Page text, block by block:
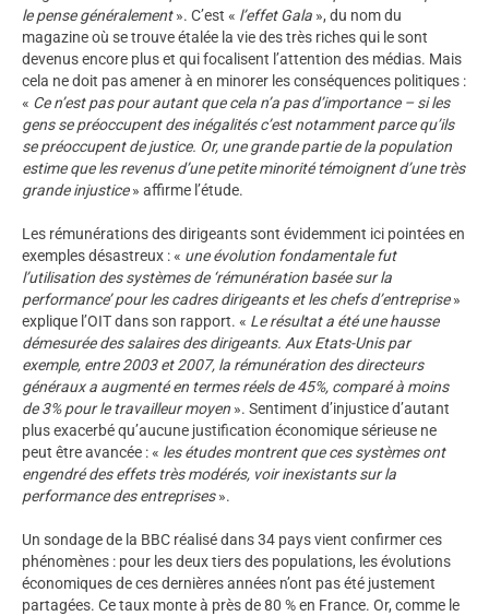
le pense généralement». C’est « l’effet Gala », du nom du
magazine où se trouve étalée la vie des très riches qui le sont
devenus encore plus et qui focalisent l’attention des médias. Mais
cela ne doit pas amener à en minorer les conséquences politiques :
« Ce n’est pas pour autant que cela n’a pas d’importance – si les
gens se préoccupent des inégalités c’est notamment parce qu’ils
se préoccupent de justice. Or, une grande partie de la population
estime que les revenus d’une petite minorité témoignent d’une très
grande injustice» affirme l’étude.
Les rémunérations des dirigeants sont évidemment ici pointées en
exemples désastreux : « une évolution fondamentale fut
l’utilisation des systèmes de ‘rémunération basée sur la
performance’ pour les cadres dirigeants et les chefs d’entreprise»
explique l’OIT dans son rapport. « Le résultat a été une hausse
démesurée des salaires des dirigeants. Aux Etats-Unis par
exemple, entre 2003 et 2007, la rémunération des directeurs
généraux a augmenté en termes réels de 45%, comparé à moins
de 3% pour le travailleur moyen ». Sentiment d’injustice d’autant
plus exacerbé qu’aucune justification économique sérieuse ne
peut être avancée : « les études montrent que ces systèmes ont
engendré des effets très modérés, voir inexistants sur la
performance des entreprises».
Un sondage de la BBC réalisé dans 34 pays vient confirmer ces
phénomènes : pour les deux tiers des populations, les évolutions
économiques de ces dernières années n’ont pas été justement
partagées. Ce taux monte à près de 80 % en France. Or, comme le